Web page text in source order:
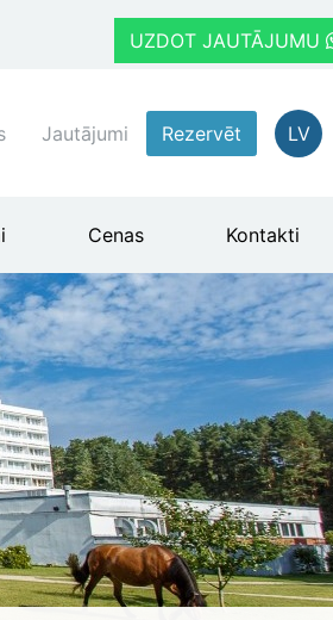
UZDOT JAUTĀJUMU
Jautājumi Rezervēt LV
Cenas Kontakti